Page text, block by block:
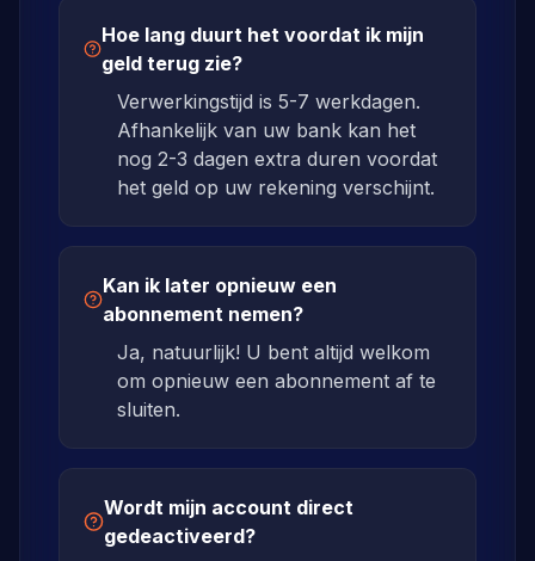
Hoe lang duurt het voordat ik mijn
geld terug zie?
Verwerkingstijd is 5-7 werkdagen.
Afhankelijk van uw bank kan het
nog 2-3 dagen extra duren voordat
het geld op uw rekening verschijnt.
Kan ik later opnieuw een
abonnement nemen?
Ja, natuurlijk! U bent altijd welkom
om opnieuw een abonnement af te
sluiten.
Wordt mijn account direct
gedeactiveerd?